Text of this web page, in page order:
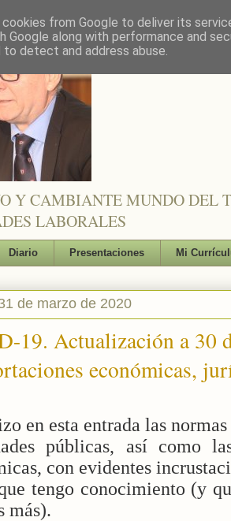
Y CAMBIANTE MUNDO DEL
LABORALES
Diario Presentaciones Mi
de marzo de 2020
19. Actualización a 30
económicas,
en esta entrada las
públicas, así como
con evidentes
tengo conocimiento (y
más).
from Google to deliver its
Google along with performance and
detect and address abuse.